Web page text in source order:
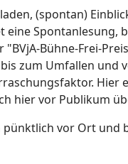
(spontan)
eine
Bühne-Frei-
zum Umfallen
Hier
hier vor Publikum
vor Ort und